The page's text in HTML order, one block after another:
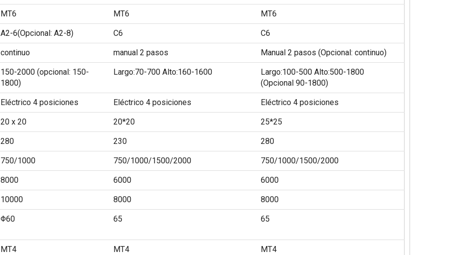
MT6 MT6 MT6
A2-6(Opcional: A2-8) C6 C6
continuo manual 2 pasos Manual 2 pasos (Opcional: continuo)
150-2000 (opcional: 150-
1800)
Largo:70-700 Alto:160-1600
Largo:100-500 Alto:500-1800
(Opcional 90-1800)
Eléctrico 4 posiciones Eléctrico 4 posiciones Eléctrico 4 posiciones
20 x 20 20*20 25*25
280 230 280
750/1000 750/1000/1500/2000 750/1000/1500/2000
8000 6000 6000
10000 8000 8000
Φ60 65 65
MT4 MT4 MT4